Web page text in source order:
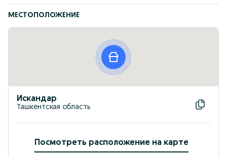
МЕСТОПОЛОЖЕНИЕ
Искандар
Ташкентская область
Посмотреть расположение на карте